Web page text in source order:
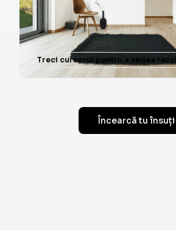
Treci cursorul pentru a vedea
Încearcă tu însuți